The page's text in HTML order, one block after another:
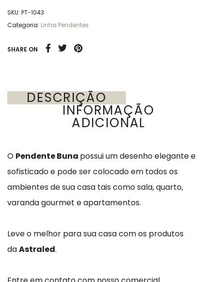
SKU: PT-1043
Categoria: Linha Pendentes
SHARE ON
DESCRIÇÃO
INFORMAÇÃO
ADICIONAL
O Pendente Buna possui um desenho elegante e
sofisticado e pode ser colocado em todos os
ambientes de sua casa tais como sala, quarto,
varanda gourmet e apartamentos.
Leve o melhor para sua casa com os produtos
daAstraled.